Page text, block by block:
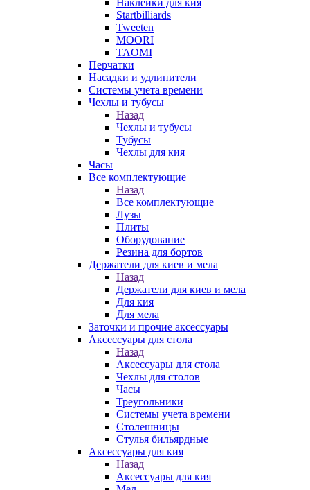
Наклейки для кия
Startbilliards
Tweeten
MOORI
TAOMI
Перчатки
Насадки и удлинители
Системы учета времени
Чехлы и тубусы
Назад
Чехлы и тубусы
Тубусы
Чехлы для кия
Часы
Все комплектующие
Назад
Все комплектующие
Лузы
Плиты
Оборудование
Резина для бортов
Держатели для киев и мела
Назад
Держатели для киев и мела
Для кия
Для мела
Заточки и прочие аксессуары
Аксессуары для стола
Назад
Аксессуары для стола
Чехлы для столов
Часы
Треугольники
Системы учета времени
Столешницы
Стулья бильярдные
Аксессуары для кия
Назад
Аксессуары для кия